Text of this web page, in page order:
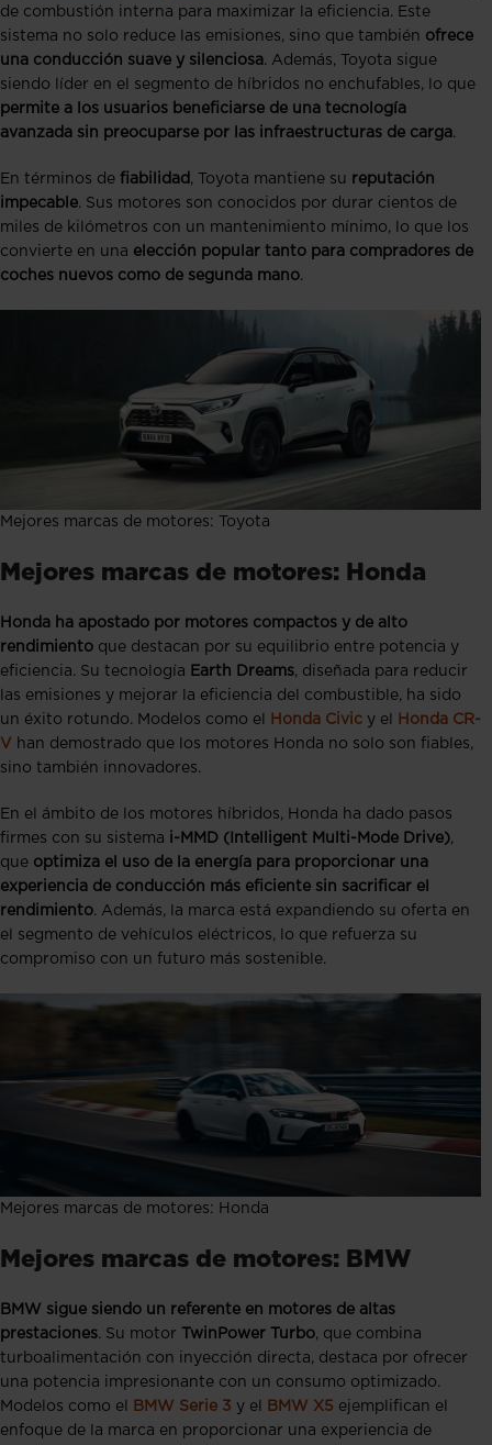
de combustión interna para maximizar la eficiencia. Este
sistema no solo reduce las emisiones, sino que también ofrece
una conducción suave y silenciosa. Además, Toyota sigue
siendo líder en el segmento de híbridos no enchufables, lo que
permite a los usuarios beneficiarse de una tecnología
avanzada sin preocuparse por las infraestructuras de carga.
En términos de fiabilidad , Toyota mantiene su reputación
impecable. Sus motores son conocidos por durar cientos de
miles de kilómetros con un mantenimiento mínimo, lo que los
convierte en una elección popular tanto para compradores de
coches nuevos como de segunda mano.
Mejores marcas de motores: Toyota
Mejores marcas de motores: Honda
Honda ha apostado por motores compactos y de alto
rendimiento que destacan por su equilibrio entre potencia y
eficiencia. Su tecnología Earth Dreams, diseñada para reducir
las emisiones y mejorar la eficiencia del combustible, ha sido
un éxito rotundo. Modelos como el
Honda Civic y el
Honda CR-
V han demostrado que los motores Honda no solo son fiables,
sino también innovadores.
En el ámbito de los motores híbridos, Honda ha dado pasos
firmes con su sistema i-MMD (Intelligent Multi-Mode Drive),
que optimiza el uso de la energía para proporcionar una
experiencia de conducción más eficiente sin sacrificar el
rendimiento. Además, la marca está expandiendo su oferta en
el segmento de vehículos eléctricos, lo que refuerza su
compromiso con un futuro más sostenible.
Mejores marcas de motores: Honda
Mejores marcas de motores: BMW
BMW sigue siendo un referente en motores de altas
prestaciones. Su motor TwinPower Turbo, que combina
turboalimentación con inyección directa, destaca por ofrecer
una potencia impresionante con un consumo optimizado.
Modelos como el
BMW Serie 3 y el BMW X5 ejemplifican el
enfoque de la marca en proporcionar una experiencia de